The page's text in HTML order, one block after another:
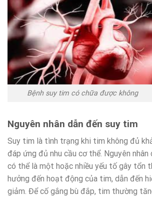
Bệnh suy tim có chữa được không
Nguyên nhân dẫn đến suy tim
Suy tim là tình trạng khi tim không đủ
đáp ứng đủ nhu cầu cơ thể. Nguyên
có thể là một hoặc nhiều yếu tố gây tổn
hưởng đến hoạt động của tim, dẫn đến
giảm. Để cố gắng bù đắp, tim thường